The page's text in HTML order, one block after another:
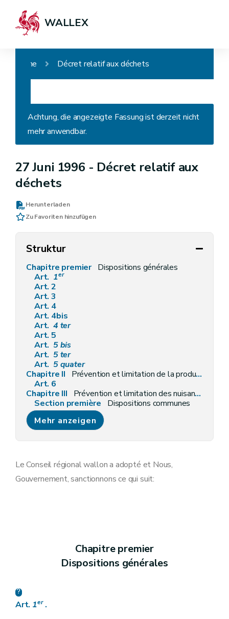
WALLEX
Home Décret relatif aux déchets
Achtung, die angezeigte Fassung ist derzeit nicht
mehr anwendbar.
27 Juni 1996 - Décret relatif aux
déchets
Herunterladen
Zu Favoriten hinzufügen
Struktur
Chapitre premier Dispositions générales
Art. 1er
Art. 2
Art. 3
Art. 4
Art. 4bis
Art. 4 ter
Art. 5
Art. 5bis
Art. 5ter
Art. 5quater
Chapitre II
Prévention et limitation de la production des déchets et de leur nocivité
Art. 6
Chapitre III
Prévention et limitation des nuisances lors de la gestion des déchets
Section première
Dispositions communes
Art.6bis
Art. 7
Art. 8
Art. 10
Art. 11
Art. 12
Section2bis
Dispositions particulières à la réutilisation et au recyclage
18bis
Section 4
Mehr anzeigen
Le Conseil régional wallon a adopté et Nous,
Gouvernement, sanctionnons ce qui suit:
Chapitre premier
Dispositions générales
Art. 1er.